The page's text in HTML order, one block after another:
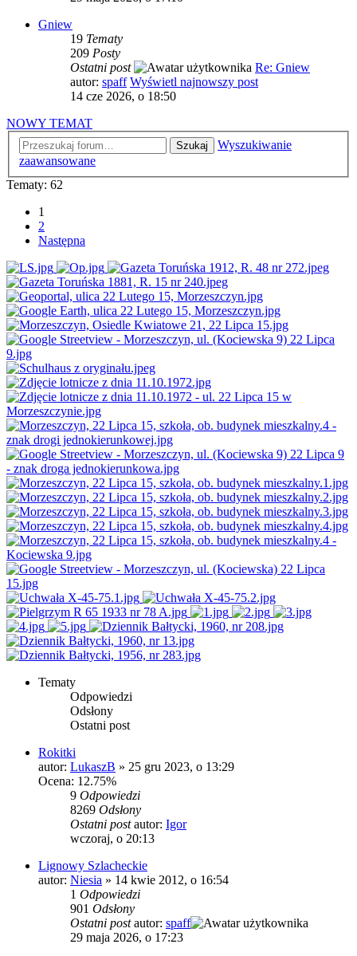
Gniew
19 Tematy
209 Posty
Ostatni post
Re: Gniew
autor: spaff Wyświetl najnowszy post
14 cze 2026, o 18:50
NOWY TEMAT
Szukaj
Wyszukiwanie
zaawansowane
Tematy: 62
1
2
Następna
Tematy
Odpowiedzi
Odsłony
Ostatni post
Rokitki
autor: LukaszB » 25 gru 2023, o 13:29
Ocena: 12.75%
9 Odpowiedzi
8269 Odsłony
Ostatni postautor: Igor
wczoraj, o 20:13
Lignowy Szlacheckie
autor: Niesia » 14 kwie 2012, o 16:54
1 Odpowiedzi
901 Odsłony
Ostatni postautor: spaff
29 maja 2026, o 17:23